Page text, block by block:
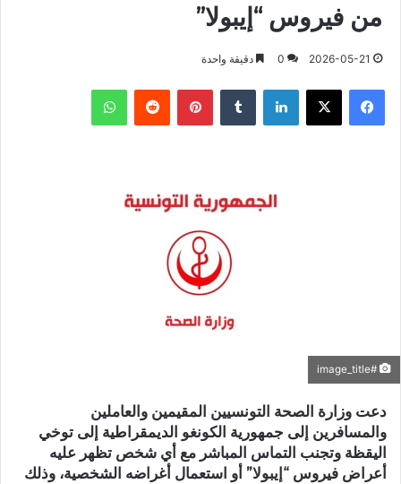
من فيروس “إيبولا”
2026-05-21
0 دقيقة واحدة
فيسبوك X لينكدإن بينتيريست واتساب
#image_title
دعت وزارة الصحة التونسيين المقيمين والعاملين
والمسافرين إلى جمهورية الكونغو الديمقراطية إلى توخي
اليقظة وتجنب التماس المباشر مع أي شخص تظهر عليه
أعراض فيروس “إيبولا” أو استعمال أغراضه الشخصية، وذلك